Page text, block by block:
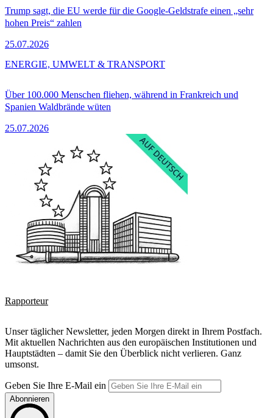
Trump sagt, die EU werde für die Google-Geldstrafe einen „sehr
hohen Preis“ zahlen
25.07.2026
Über 100.000 Menschen fliehen, während in Frankreich und
Spanien Waldbrände wüten
25.07.2026
ENERGIE, UMWELT & TRANSPORT
Rapporteur
Unser täglicher Newsletter, jeden Morgen direkt in Ihrem Postfach.
Mit aktuellen Nachrichten aus den europäischen Institutionen und
Hauptstädten – damit Sie den Überblick nicht verlieren. Ganz
umsonst.
Geben Sie Ihre E-Mail ein
Abonnieren